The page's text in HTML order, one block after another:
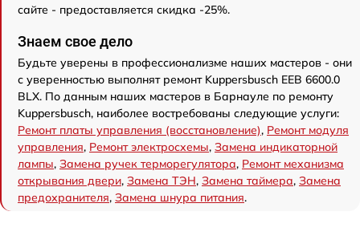
сайте - предоставляется скидка -25%.
Знаем свое дело
Будьте уверены в профессионализме наших мастеров - они
с уверенностью выполнят ремонт Kuppersbusch EEB 6600.0
BLX. По данным наших мастеров в Барнауле по ремонту
Kuppersbusch, наиболее востребованы следующие услуги:
Ремонт платы управления (восстановление), Ремонт модуля
управления, Ремонт электросхемы, Замена индикаторной
лампы, Замена ручек терморегулятора, Ремонт механизма
открывания двери, Замена ТЭН, Замена таймера, Замена
предохранителя, Замена шнура питания.